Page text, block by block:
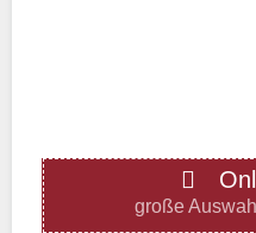
Donnerstag
große